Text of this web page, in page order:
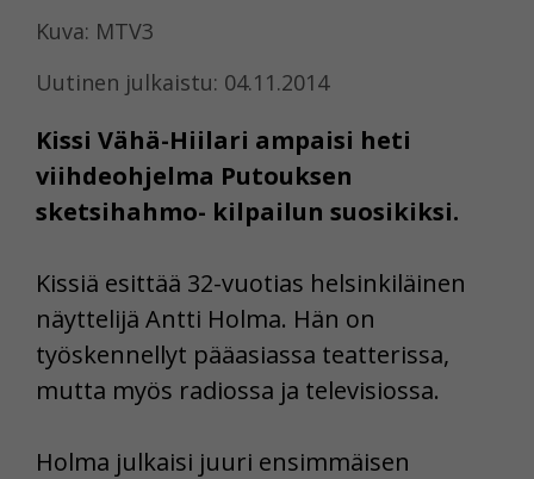
Kuva: MTV3
Uutinen julkaistu: 04.11.2014
Kissi Vähä-Hiilari ampaisi heti
viihdeohjelma Putouksen
sketsihahmo- kilpailun suosikiksi.
Kissiä esittää 32-vuotias helsinkiläinen
näyttelijä Antti Holma. Hän on
työskennellyt pääasiassa teatterissa,
mutta myös radiossa ja televisiossa.
Holma julkaisi juuri ensimmäisen